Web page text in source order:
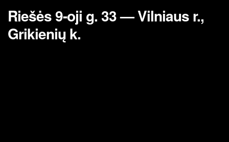
Riešės 9-oji g. 33 — Vilniaus r.,
Grikienių k.